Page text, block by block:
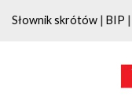
Słownik skrótów | BIP |